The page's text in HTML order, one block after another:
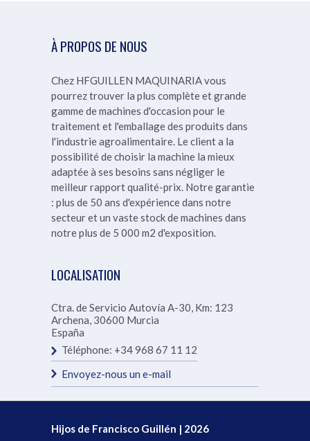
À PROPOS DE NOUS
Chez HFGUILLEN MAQUINARIA vous
pourrez trouver la plus complète et grande
gamme de machines d'occasion pour le
traitement et l'emballage des produits dans
l'industrie agroalimentaire. Le client a la
possibilité de choisir la machine la mieux
adaptée à ses besoins sans négliger le
meilleur rapport qualité-prix. Notre garantie
: plus de 50 ans d'expérience dans notre
secteur et un vaste stock de machines dans
notreplus de 5 000 m2 d'exposition.
LOCALISATION
Ctra. de Servicio Autovía A-30, Km: 123
Archena, 30600 Murcia
España
Téléphone: +34 968 67 11 12
Envoyez-nous un e-mail
Hijos de Francisco Guillén | 2026